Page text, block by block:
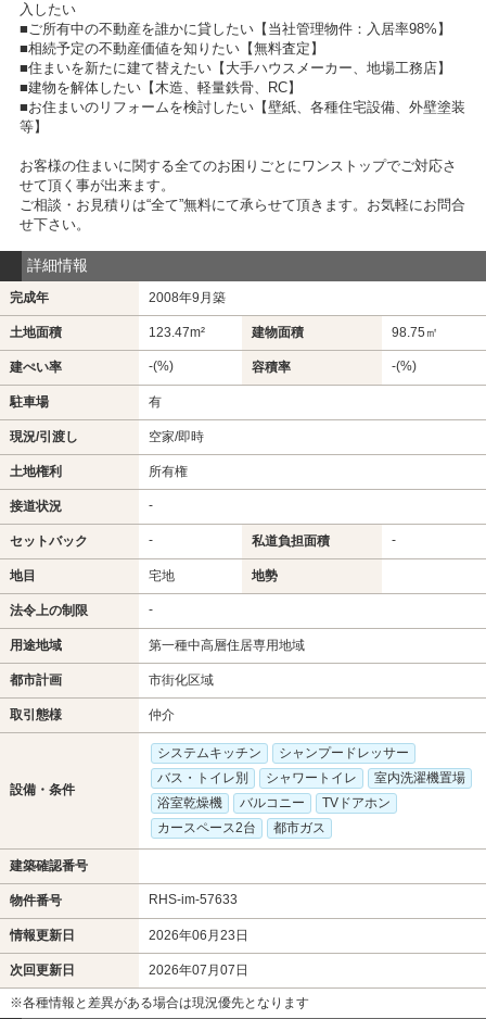
入したい
■ご所有中の不動産を誰かに貸したい【当社管理物件：入居率98%】
■相続予定の不動産価値を知りたい【無料査定】
■住まいを新たに建て替えたい【大手ハウスメーカー、地場工務店】
■建物を解体したい【木造、軽量鉄骨、RC】
■お住まいのリフォームを検討したい【壁紙、各種住宅設備、外壁塗装
等】
お客様の住まいに関する全てのお困りごとにワンストップでご対応さ
せて頂く事が出来ます。
ご相談・お見積りは“全て”無料にて承らせて頂きます。お気軽にお問合
せ下さい。
詳細情報
完成年 2008年9月築
土地面積 123.47m² 建物面積 98.75㎡
建ぺい率 -(%) 容積率 -(%)
駐車場 有
現況/引渡し 空家/即時
土地権利 所有権
接道状況 -
セットバック - 私道負担面積 -
地目 宅地 地勢
法令上の制限 -
用途地域 第一種中高層住居専用地域
都市計画 市街化区域
取引態様 仲介
設備・条件
システムキッチン
シャンプードレッサー
バス・トイレ別
シャワートイレ
室内洗濯機置場
浴室乾燥機
バルコニー
TVドアホン
カースペース2台
都市ガス
建築確認番号
物件番号 RHS-im-57633
情報更新日 2026年06月23日
次回更新日 2026年07月07日
※各種情報と差異がある場合は現況優先となります